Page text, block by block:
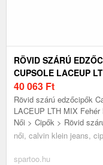
RÖVID SZÁRÚ
CUPSOLE LACEUP
40 063 Ft
Rövid szárú edzőcipők
LACEUP LTH MIX
Női > Cipők > Rövid
női, calvin klein jeans,
spartoo.hu